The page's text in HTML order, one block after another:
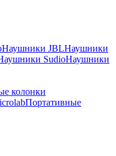
Наушники JBLНаушники
SudioНаушники
колонки
Портативные